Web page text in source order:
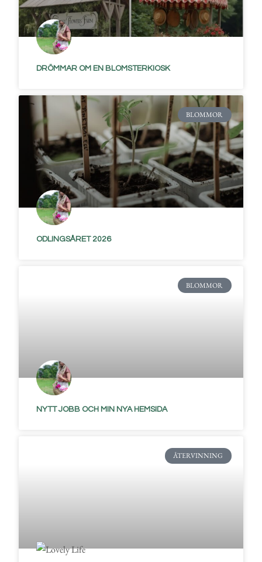
DRÖMMAR OM EN BLOMSTERKIOSK
BLOMMOR
ODLINGSÅRET 2026
BLOMMOR
NYTT JOBB OCH MIN NYA HEMSIDA
ÅTERVINNING